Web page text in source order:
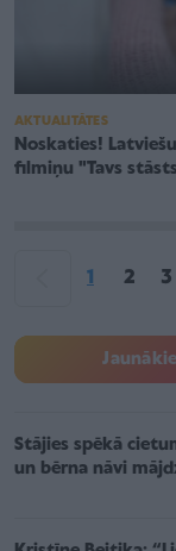
AKTUALITĀTES
Noskaties!
filmiņu "Tavs
1 2 3
Jaunākie
Stājies spēkā
un bērna nāvi